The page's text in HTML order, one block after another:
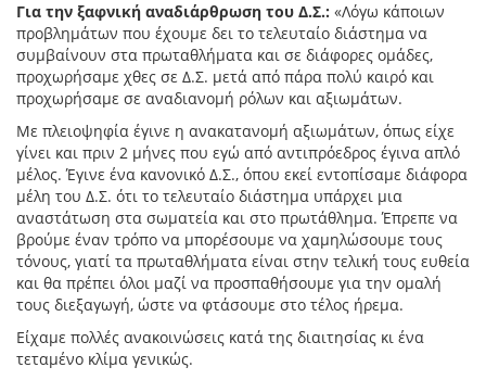
Για την ξαφνική αναδιάρθρωση του Δ.Σ.: «Λόγω κάποιων
προβλημάτων που έχουμε δει το τελευταίο διάστημα να
συμβαίνουν στα πρωταθλήματα και σε διάφορες ομάδες,
προχωρήσαμε χθες σε Δ.Σ. μετά από πάρα πολύ καιρό και
προχωρήσαμε σε αναδιανομή ρόλων και αξιωμάτων.
Με πλειοψηφία έγινε η ανακατανομή αξιωμάτων, όπως είχε
γίνει και πριν 2 μήνες που εγώ από αντιπρόεδρος έγινα απλό
μέλος. Έγινε ένα κανονικό Δ.Σ., όπου εκεί εντοπίσαμε διάφορα
μέλη του Δ.Σ. ότι το τελευταίο διάστημα υπάρχει μια
αναστάτωση στα σωματεία και στο πρωτάθλημα. Έπρεπε να
βρούμε έναν τρόπο να μπορέσουμε να χαμηλώσουμε τους
τόνους, γιατί τα πρωταθλήματα είναι στην τελική τους ευθεία
και θα πρέπει όλοι μαζί να προσπαθήσουμε για την ομαλή
τους διεξαγωγή, ώστε να φτάσουμε στο τέλος ήρεμα.
Είχαμε πολλές ανακοινώσεις κατά της διαιτησίας κι ένα
τεταμένο κλίμα γενικώς.